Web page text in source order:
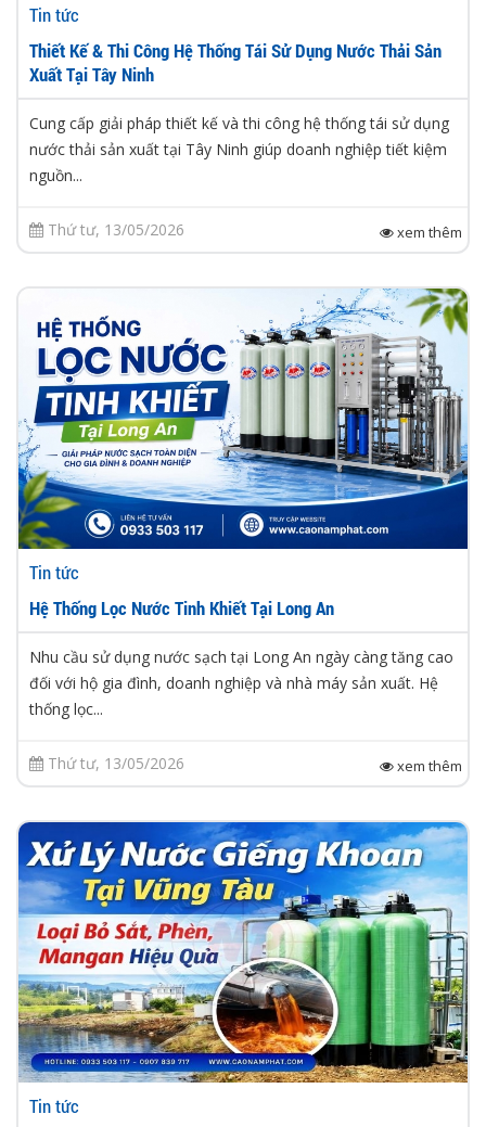
Tin tức
Thiết Kế & Thi Công Hệ Thống Tái Sử Dụng Nước Thải Sản
Xuất Tại Tây Ninh
Cung cấp giải pháp thiết kế và thi công hệ thống tái sử dụng
nước thải sản xuất tại Tây Ninh giúp doanh nghiệp tiết kiệm
nguồn...
Thứ tư, 13/05/2026 xem thêm
Tin tức
Hệ Thống Lọc Nước Tinh Khiết Tại Long An
Nhu cầu sử dụng nước sạch tại Long An ngày càng tăng cao
đối với hộ gia đình, doanh nghiệp và nhà máy sản xuất. Hệ
thống lọc...
Thứ tư, 13/05/2026 xem thêm
Tin tức